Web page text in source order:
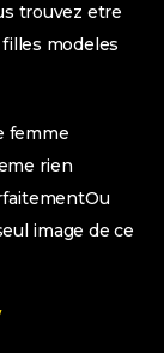
trouvez etre
modeles
femme
rien
image de ce